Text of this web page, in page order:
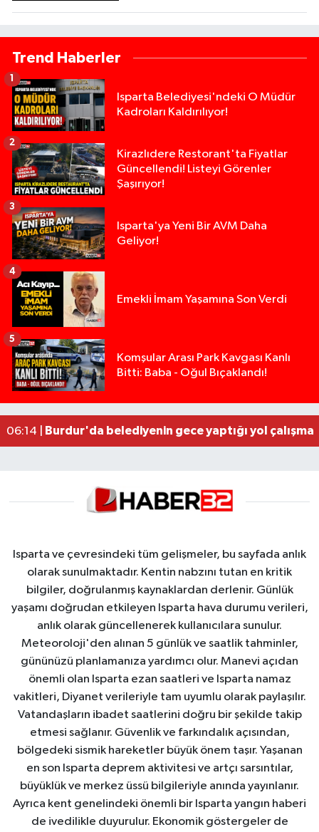
Trend Haberler
Isparta Belediyesi'ndeki O Müdür
Kadroları Kaldırılıyor!
1
Kirazlıdere Restorant'ta Fiyatlar
Güncellendi! Listeyi Görenler
Şaşırıyor!
2
Isparta'ya Yeni Bir AVM Daha
Geliyor!
3
Emekli İmam Yaşamına Son Verdi
4
Komşular Arası Park Kavgası Kanlı
Bitti: Baba - Oğul Bıçaklandı!
5
13:48 |Tarsus'taki silahlı kavgada ölü sayısı 2'ye
09:47 |Tarsus'ta silahlı kavga: Kuzenlerden biri öldü,
09:44 |Yasal sınırın yaklaşık 10 katı alkollü çıkan
06:14 |
Burdur'da belediyenin gece yaptığı yol
Isparta ve çevresindeki tüm gelişmeler, bu sayfada anlık
olarak sunulmaktadır. Kentin nabzını tutan en kritik
bilgiler, doğrulanmış kaynaklardan derlenir. Günlük
yaşamı doğrudan etkileyen Isparta hava durumu verileri,
anlık olarak güncellenerek kullanıcılara sunulur.
Meteoroloji'den alınan 5 günlük ve saatlik tahminler,
gününüzü planlamanıza yardımcı olur. Manevi açıdan
önemli olan Isparta ezan saatleri ve Isparta namaz
vakitleri, Diyanet verileriyle tam uyumlu olarak paylaşılır.
Vatandaşların ibadet saatlerini doğru bir şekilde takip
etmesi sağlanır. Güvenlik ve farkındalık açısından,
bölgedeki sismik hareketler büyük önem taşır. Yaşanan
en son Isparta deprem aktivitesi ve artçı sarsıntılar,
büyüklük ve merkez üssü bilgileriyle anında yayınlanır.
Ayrıca kent genelindeki önemli bir Isparta yangın haberi
de ivedilikle duyurulur. Ekonomik göstergeler de